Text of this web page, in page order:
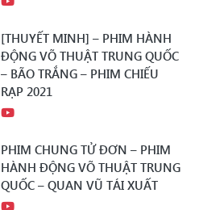
[THUYẾT MINH] – PHIM HÀNH
ĐỘNG VÕ THUẬT TRUNG QUỐC
– BÃO TRẮNG – PHIM CHIẾU
RẠP 2021
PHIM CHUNG TỬ ĐƠN – PHIM
HÀNH ĐỘNG VÕ THUẬT TRUNG
QUỐC – QUAN VŨ TÁI XUẤT